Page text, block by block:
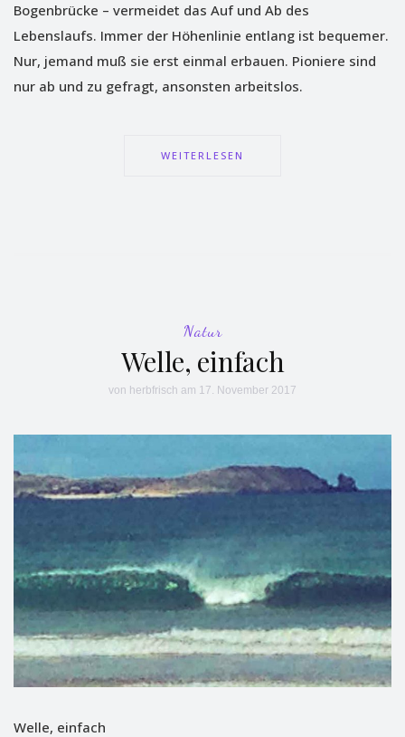
Bogenbrücke – vermeidet das Auf und Ab des
Lebenslaufs. Immer der Höhenlinie entlang ist bequemer.
Nur, jemand muß sie erst einmal erbauen. Pioniere sind
nur ab und zu gefragt, ansonsten arbeitslos.
WEITERLESEN
Natur
Welle, einfach
von herbfrisch am 17. November 2017
Welle, einfach